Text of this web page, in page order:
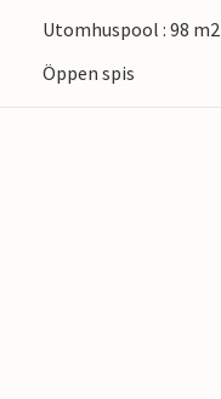
Utomhuspool : 98 m2
Öppen spis